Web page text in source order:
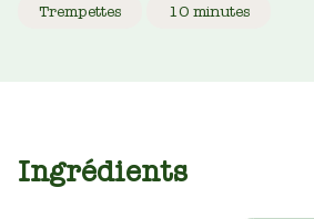
Trempettes 10 minutes
Ingrédients